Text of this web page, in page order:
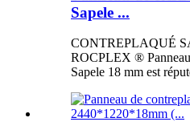
Sapele ...
CONTREPLAQUÉ
ROCPLEX ®
Sapele 18 mm est